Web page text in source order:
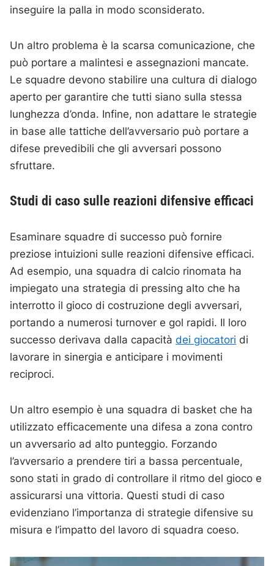
inseguire la palla in modo sconsiderato.
Un altro problema è la scarsa comunicazione, che
può portare a malintesi e assegnazioni mancate.
Le squadre devono stabilire una cultura di dialogo
aperto per garantire che tutti siano sulla stessa
lunghezza d’onda. Infine, non adattare le strategie
in base alle tattiche dell’avversario può portare a
difese prevedibili che gli avversari possono
sfruttare.
Studi di caso sulle reazioni difensive efficaci
Esaminare squadre di successo può fornire
preziose intuizioni sulle reazioni difensive efficaci.
Ad esempio, una squadra di calcio rinomata ha
impiegato una strategia di pressing alto che ha
interrotto il gioco di costruzione degli avversari,
portando a numerosi turnover e gol rapidi. Il loro
successo derivava dalla capacitàdei giocatori di
lavorare in sinergia e anticipare i movimenti
reciproci.
Un altro esempio è una squadra di basket che ha
utilizzato efficacemente una difesa a zona contro
un avversario ad alto punteggio. Forzando
l’avversario a prendere tiri a bassa percentuale,
sono stati in grado di controllare il ritmo del gioco e
assicurarsi una vittoria. Questi studi di caso
evidenziano l’importanza di strategie difensive su
misura e l’impatto del lavoro di squadra coeso.